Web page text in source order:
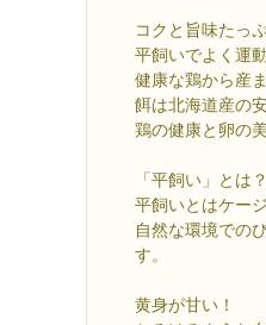
コクと旨味たっ
平飼いでよく運
健康な鶏から産
餌は北海道産の
鶏の健康と卵の
「平飼い」とは？
平飼いとはケー
自然な環境での
す。
黄身が甘い！